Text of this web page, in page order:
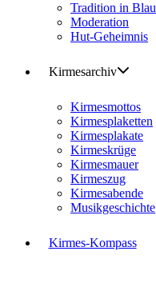
Tradition in Blau
Moderation
Hut-Geheimnis
Kirmesarchiv
Kirmesmottos
Kirmesplaketten
Kirmesplakate
Kirmeskrüge
Kirmesmauer
Kirmeszug
Kirmesabende
Musikgeschichte
Kirmes-Kompass